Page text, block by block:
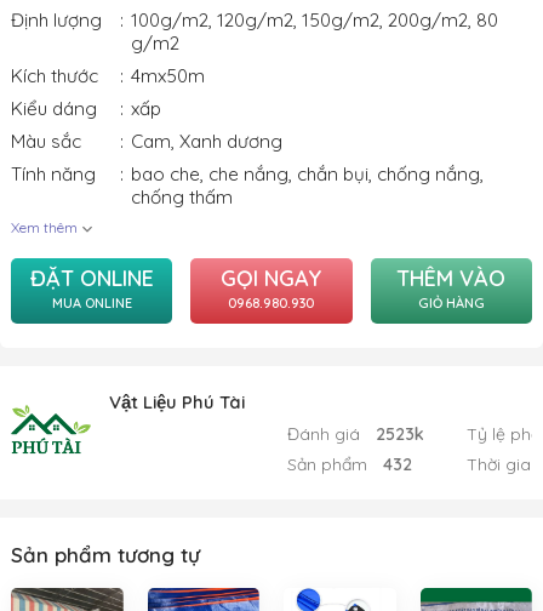
Định lượng
100g/m2, 120g/m2, 150g/m2, 200g/m2, 80
g/m2
Kích thước
4mx50m
Kiểu dáng
xấp
Màu sắc
Cam, Xanh dương
Tính năng
bao che, che nắng, chắn bụi, chống nắng,
chống thấm
Xem thêm
ĐẶT ONLINE
MUA ONLINE
GỌI NGAY
0968.980.930
THÊM VÀO
GIỎ HÀNG
Vật Liệu Phú Tài
Đánh giá
2523k
Sản phẩm
432
Tỷ lệ
Thời
Sản phẩm tương tự